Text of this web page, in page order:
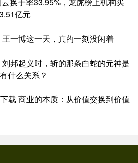
亿元
一博这一天，真的一刻没闲着
邦起义时，斩的那条白蛇的元神是
什么关系？
载 商业的本质：从价值交换到价值